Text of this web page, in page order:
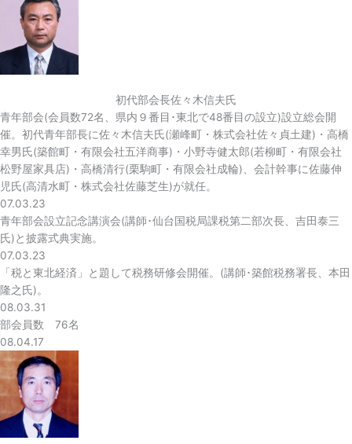
初代部会長佐々木信夫氏
青年部会(会員数72名、県内９番目･東北で48番目の設立)設立総会開
催。初代青年部長に佐々木信夫氏(瀬峰町・株式会社佐々貞土建)・高橋
幸男氏(築館町・有限会社五洋商事)・小野寺健太郎(若柳町・有限会社
松野屋家具店)・高橋清行(栗駒町・有限会社成輪)、会計幹事に佐藤伸
児氏(高清水町・株式会社佐藤芝生)が就任。
07.03.23
青年部会設立記念講演会(講師･仙台国税局課税第二部次長、吉田泰三
氏)と披露式典実施。
07.03.23
「税と東北経済」と題して税務研修会開催。(講師･築館税務署長、本田
隆之氏)。
08.03.31
部会員数 76名
08.04.17